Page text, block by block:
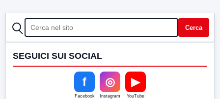
CERCA Cerca
SEGUICI SUI SOCIAL
f
Facebook
◎
Instagram
▶
YouTube